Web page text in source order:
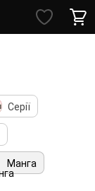
Серії
Манга